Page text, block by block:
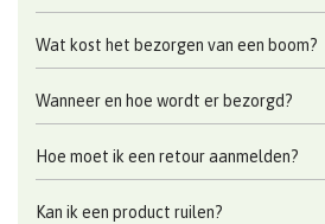
Wat kost het bezorgen van een boom?
Wanneer en hoe wordt er bezorgd?
Hoe moet ik een retour aanmelden?
Kan ik een product ruilen?